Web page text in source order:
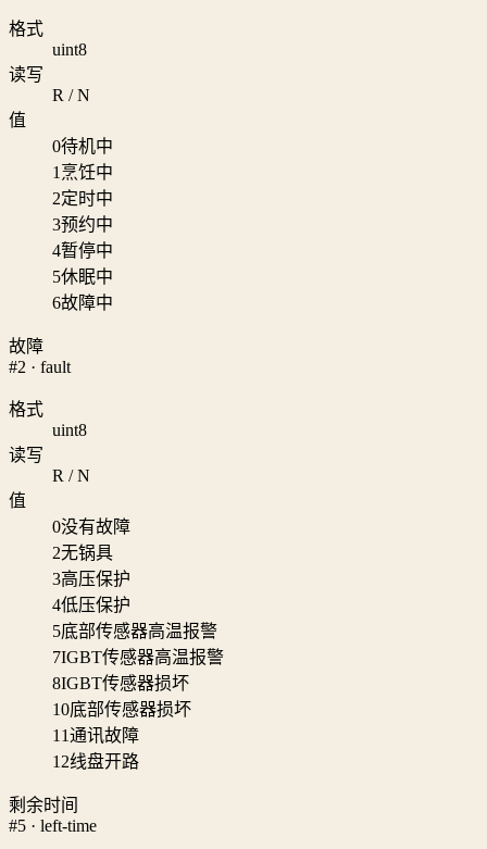
格式
uint8
读写
R / N
值
0待机中
1 烹饪中
2定时中
3预约中
4暂停中
5休眠中
6故障中
故障
#2 · fault
格式
uint8
读写
R / N
值
0没有故障
2无锅具
3高压保护
4低压保护
5底部传感器高温报警
7IGBT传感器高温报警
8IGBT传感器损坏
10底部传感器损坏
11通讯故障
12线盘开路
剩余时间
#5 · left-time